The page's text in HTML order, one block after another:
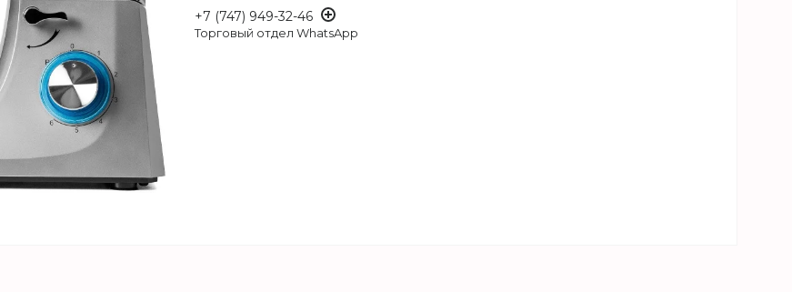
+7 (747) 949-32-46
Торговый отдел WhatsApp